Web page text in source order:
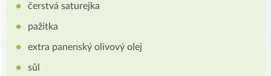
čerstvá saturejka
pažitka
extra panenský olivový olej
sůl